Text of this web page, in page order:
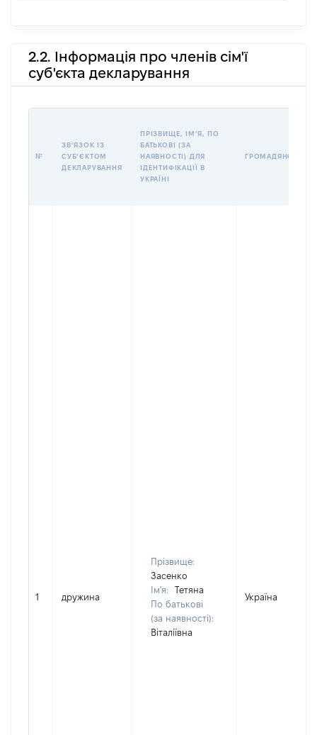
2.2. Інформація про членів сім'ї
суб'єкта декларування
№
ЗВʼЯЗОК ІЗ
СУБʼЄКТОМ
ДЕКЛАРУВАННЯ
ПРІЗВИЩЕ, ІМʼЯ, ПО
БАТЬКОВІ (ЗА
НАЯВНОСТІ) ДЛЯ
ІДЕНТИФІКАЦІЇ В
УКРАЇНІ
ГРОМАДЯНСТВО
1 дружина
Прізвище:
Засенко
Ім'я:
Тетяна
По батькові
(за наявності):
Віталіївна
Україна